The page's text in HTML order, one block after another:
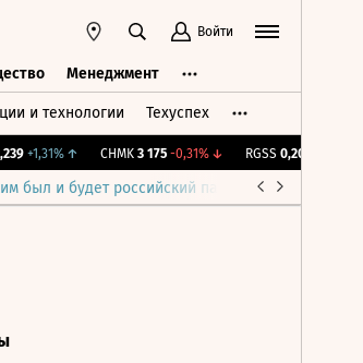
Войти
Менеджмент
и технологии Техуспех
+1,31%↑ CHMK 3 175 -0,31%↓ RGSS 0,209
был и будет российский парламент